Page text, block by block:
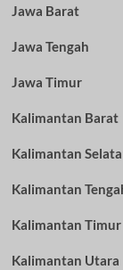
Jawa Barat
Jawa Tengah
Jawa Timur
Kalimantan Barat
Kalimantan
Kalimantan
Kalimantan Timur
Kalimantan Utara